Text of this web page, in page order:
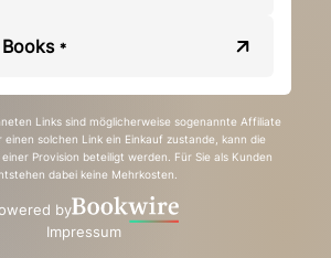
*
Links sind möglicherweise sogenannte Affiliate
einen solchen Link ein Einkauf zustande, kann die
Provision beteiligt werden. Für Sie als Kunden
dabei keine Mehrkosten.
by
Impressum